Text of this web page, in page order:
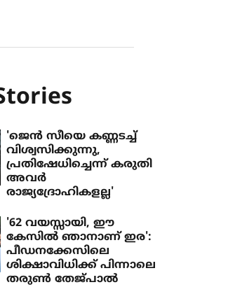
'ജെന്‍ സീയെ കണ്ണടച്ച്
വിശ്വസിക്കുന്നു,
പ്രതിഷേധിച്ചെന്ന് കരുതി
അവര്‍
രാജ്യദ്രോഹികളല്ല'
'62 വയസ്സായി, ഈ
കേസില്‍ ഞാനാണ് ഇര':
പീഡനക്കേസിലെ
ശിക്ഷാവിധിക്ക് പിന്നാലെ
തരുണ്‍ തേജ്പാല്‍